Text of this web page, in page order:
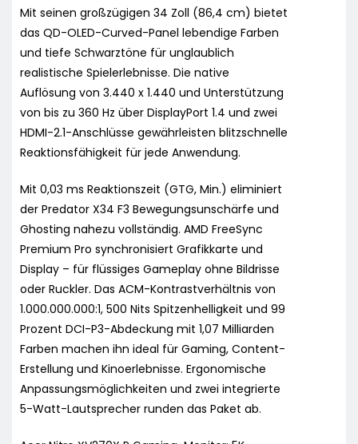
Mit seinen großzügigen 34 Zoll (86,4 cm) bietet
das QD-OLED-Curved-Panel lebendige Farben
und tiefe Schwarztöne für unglaublich
realistische Spielerlebnisse. Die native
Auflösung von 3.440 x 1.440 und Unterstützung
von bis zu 360 Hz über DisplayPort 1.4 und zwei
HDMI-2.1-Anschlüsse gewährleisten blitzschnelle
Reaktionsfähigkeit für jede Anwendung.
Mit 0,03 ms Reaktionszeit (GTG, Min.) eliminiert
der Predator X34 F3 Bewegungsunschärfe und
Ghosting nahezu vollständig. AMD FreeSync
Premium Pro synchronisiert Grafikkarte und
Display – für flüssiges Gameplay ohne Bildrisse
oder Ruckler. Das ACM-Kontrastverhältnis von
1.000.000.000:1, 500 Nits Spitzenhelligkeit und 99
Prozent DCI-P3-Abdeckung mit 1,07 Milliarden
Farben machen ihn ideal für Gaming, Content-
Erstellung und Kinoerlebnisse. Ergonomische
Anpassungsmöglichkeiten und zwei integrierte
5-Watt-Lautsprecher runden das Paket ab.